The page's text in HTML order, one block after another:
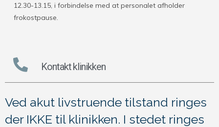
12.30-13.15, i forbindelse med at personalet afholder
frokostpause.
Kontakt klinikken
Ved akut livstruende tilstand ringes
der IKKE til klinikken. I stedet ringes